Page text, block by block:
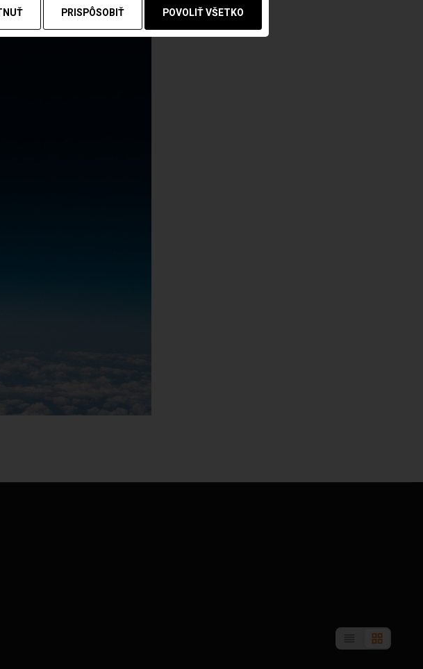
PRISPÔSOBIŤ POVOLIŤ VŠETKO